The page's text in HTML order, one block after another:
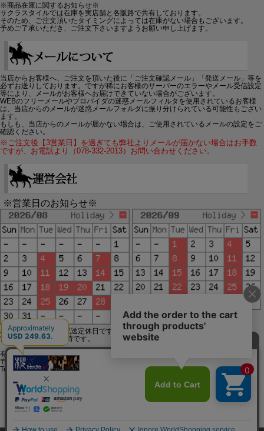
※商品在庫に関するお知らせ※
サクラスタイルでは在庫を実店舗と各販路で共有しております。
そのため、ご注文頂いたタイミングによっては在庫がない場合もございます。
予めご了承いただき、ご注文下さいますようお願い申し上げます。
当店からお客様へ、ご注文を頂いた後に「ご注文確認メール」「発送メール」等を
必ずお送りしております。ですが稀にお客様のサーバーのエラーやメール受信設定
等により、メールがお客様へお届けできていない場合がございます。
WEBのフリーメールやプロバイダの迷惑メールフィルタを使用されているお客様
は、当店からのメールが迷惑メールフォルダに振り分けられている可能性もござい
ます。
もしも、当店からのメールが届かない場合は、ご使用されているメールの設定をご
確認ください。
※ご注文後【3営業日】を過ぎても弊社よりメールが届かない場合はお手数
ですが、お電話より（078-332-2013）お問い合わせください。
※営業日のお知らせ※
赤字で塗られた日は配送定休日です。
営業時間は11時～19時です。
有限会社ジップジップ SakuraStyle通販事業部
〒650-0021 神戸市中央区三宮町3-9-19イトウビル1,4F
Tel:078-332-2013 FAX:078-333-6644
SSL/TLSとは?